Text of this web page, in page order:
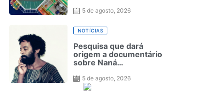
5 de agosto, 2026
NOTÍCIAS
Pesquisa que dará
origem a documentário
sobre Naná
lançada no Recife
5 de agosto, 2026